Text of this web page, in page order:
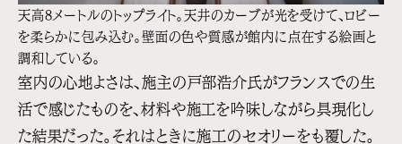
天高8メートルのトップライト。天井のカーブが光を受けて、ロビー
を柔らかに包み込む。壁面の色や質感が館内に点在する絵画と
調和している。
室内の心地よさは、施主の戸部浩介氏がフランスでの生
活で感じたものを、材料や施工を吟味しながら具現化し
た結果だった。それはときに施工のセオリーをも覆した。